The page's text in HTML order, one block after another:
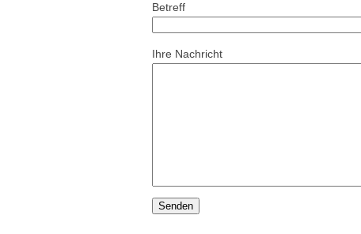
Betreff
Ihre Nachricht